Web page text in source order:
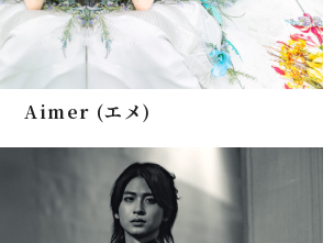
Aimer (エメ)